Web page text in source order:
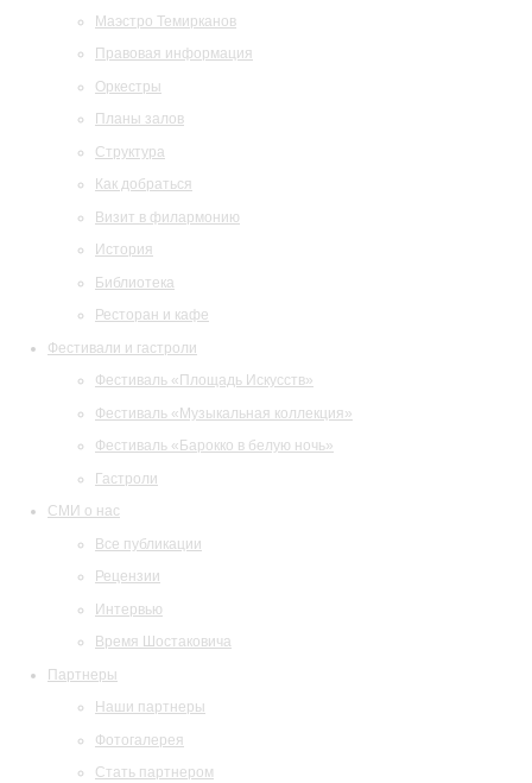
Маэстро Темирканов
Правовая информация
Оркестры
Планы залов
Структура
Как добраться
Визит в филармонию
История
Библиотека
Ресторан и кафе
Фестивали и гастроли
Фестиваль «Площадь Искусств»
Фестиваль «Музыкальная коллекция»
Фестиваль «Барокко в белую ночь»
Гастроли
СМИ о нас
Все публикации
Рецензии
Интервью
Время Шостаковича
Партнеры
Наши партнеры
Фотогалерея
Стать партнером